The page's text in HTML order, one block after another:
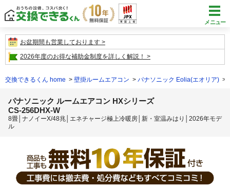
メニュー
お盆期間も営業しております
2026年度のお得な補助金制度を詳しく解説！
交換できるくん home 壁掛ルームエアコン パナソニック Eolia(エオリア)
パナソニック ルームエアコン HXシリーズ
CS-256DHX-W
8畳│ナノイーX/48兆│エネチャージ極上冷暖房│新・室温みはり│2026年モデ
ル